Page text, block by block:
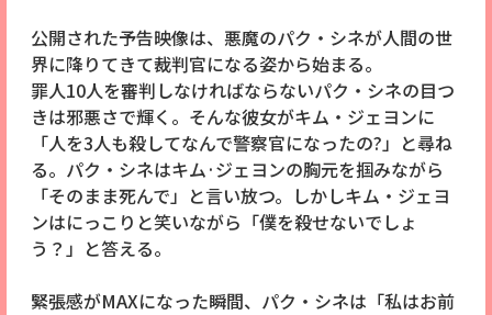
公開された予告映像は、悪魔のパク・シネが人間の世
界に降りてきて裁判官になる姿から始まる。
罪人10人を審判しなければならないパク・シネの目つ
きは邪悪さで輝く。そんな彼女がキム・ジェヨンに
「人を3人も殺してなんで警察官になったの?」と尋ね
る。パク・シネはキム·ジェヨンの胸元を掴みながら
「そのまま死んで」と言い放つ。しかしキム・ジェヨ
ンはにっこりと笑いながら「僕を殺せないでしょ
う？」と答える。
緊張感がMAXになった瞬間、パク・シネは「私はお前